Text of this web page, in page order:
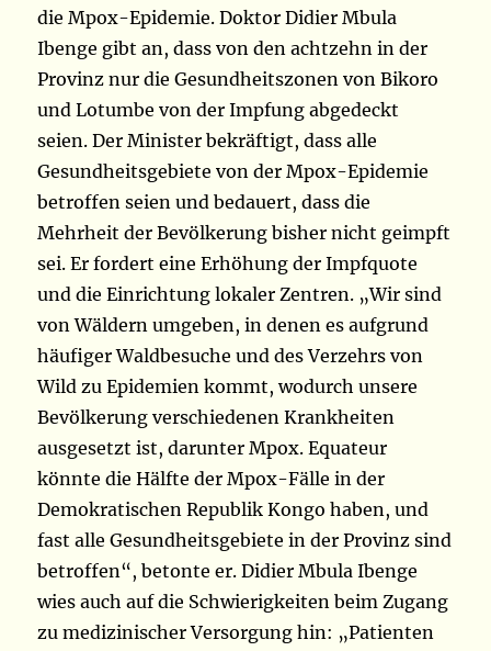
die Mpox-Epidemie. Doktor Didier Mbula
Ibenge gibt an, dass von den achtzehn in der
Provinz nur die Gesundheitszonen von Bikoro
und Lotumbe von der Impfung abgedeckt
seien. Der Minister bekräftigt, dass alle
Gesundheitsgebiete von der Mpox-Epidemie
betroffen seien und bedauert, dass die
Mehrheit der Bevölkerung bisher nicht geimpft
sei. Er fordert eine Erhöhung der Impfquote
und die Einrichtung lokaler Zentren. „Wir sind
von Wäldern umgeben, in denen es aufgrund
häufiger Waldbesuche und des Verzehrs von
Wild zu Epidemien kommt, wodurch unsere
Bevölkerung verschiedenen Krankheiten
ausgesetzt ist, darunter Mpox. Equateur
könnte die Hälfte der Mpox-Fälle in der
Demokratischen Republik Kongo haben, und
fast alle Gesundheitsgebiete in der Provinz sind
betroffen“, betonte er. Didier Mbula Ibenge
wies auch auf die Schwierigkeiten beim Zugang
zu medizinischer Versorgung hin: „Patienten